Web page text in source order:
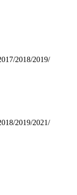
​2018/​2019/​
​2019/​2021/​